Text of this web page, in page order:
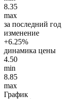
8.35
max
за последний год
изменение
+6.25%
динамика цены
4.50
min
8.85
max
График